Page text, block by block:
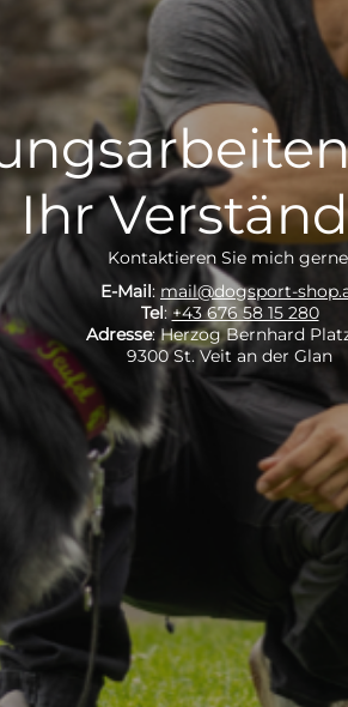
Ihr
Kontaktieren Sie mich
E-Mail: mail@dogsport-
Tel:+43 676 58 15 280
Adresse: Herzog Bernhard
9300 St. Veit an der Glan